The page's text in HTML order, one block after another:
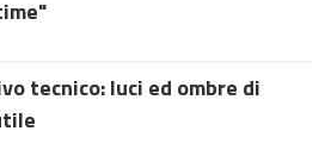
tecnico: luci ed ombre di